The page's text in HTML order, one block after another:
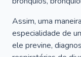
Assim, uma
especialidade de
ele previne,